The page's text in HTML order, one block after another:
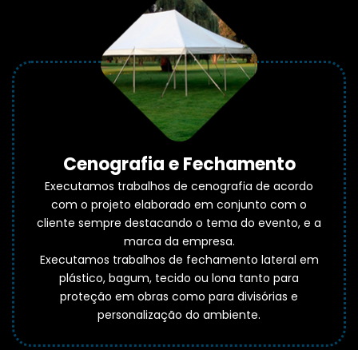
Cenografia e Fechamento
Executamos trabalhos de cenografia de acordo
com o projeto elaborado em conjunto com o
cliente sempre destacando o tema do evento, e a
marca da empresa.
Executamos trabalhos de fechamento lateral em
plástico, bagum, tecido ou lona tanto para
proteção em obras como para divisórias e
personalização do ambiente.